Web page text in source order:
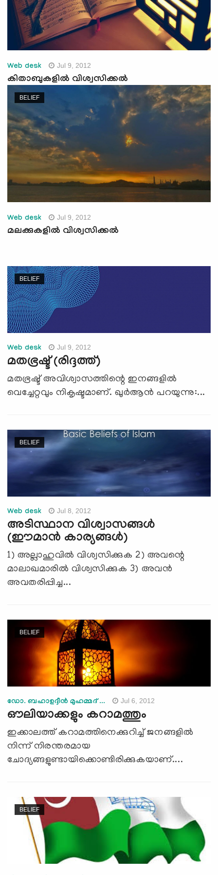
Web desk Jul 9, 2012
കിതാബുകളില്‍ വിശ്വസിക്കല്‍
BELIEF
Web desk Jul 9, 2012
മലക്കുകളില്‍ വിശ്വസിക്കല്‍
BELIEF
Web desk Jul 9, 2012
മതഭ്രഷ്ട് (രിദ്ദത്ത്)
മതഭ്രഷ്ട് അവിശ്വാസത്തിന്റെ ഇനങ്ങളില്‍
വെച്ചേറ്റവും നികൃഷ്ടമാണ്. ഖുര്‍ആന്‍ പറയുന്നു:...
BELIEF
Web desk Jul 8, 2012
അടിസ്ഥാന വിശ്വാസങ്ങള്‍
(ഈമാന്‍ കാര്യങ്ങള്‍)
1) അല്ലാഹുവില്‍ വിശ്വസിക്കുക 2) അവന്റെ
മാലാഖമാരില്‍ വിശ്വസിക്കുക 3) അവന്‍
അവതരിപ്പിച്ച...
BELIEF
ഡോ. ബഹാഉദ്ദീന്‍ മുഹമ്മദ് ... Jul 6, 2012
ഔലിയാക്കളും കറാമത്തും
ഇക്കാലത്ത് കറാമത്തിനെക്കുറിച്ച് ജനങ്ങളില്‍
നിന്ന് നിരന്തരമായ
ചോദ്യങ്ങളുണ്ടായിക്കൊണ്ടിരിക്കുകയാണ്....
BELIEF